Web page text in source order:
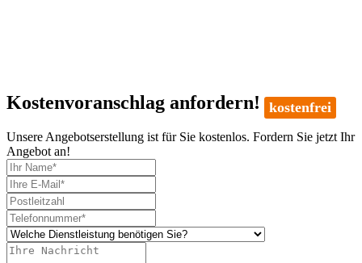
Kostenvoranschlag anfordern! kostenfrei
Unsere Angebotserstellung ist für Sie kostenlos. Fordern Sie jetzt Ihr
Angebot an!